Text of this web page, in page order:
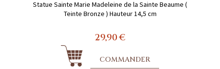
Statue Sainte Marie Madeleine de la Sainte Beaume (
Teinte Bronze ) Hauteur 14,5 cm
29,90 €
COMMANDER